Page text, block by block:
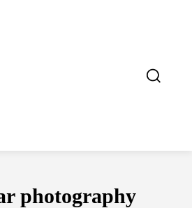
photography